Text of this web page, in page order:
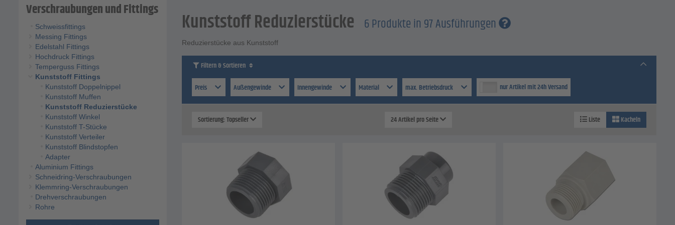
Verschraubungen und Fittings
Schweissfittings
Messing Fittings
Edelstahl Fittings
Hochdruck Fittings
Temperguss Fittings
Kunststoff Fittings
Kunststoff Doppelnippel
Kunststoff Muffen
Kunststoff Reduzierstücke
Kunststoff Winkel
Kunststoff T-Stücke
Kunststoff Verteiler
Kunststoff Blindstopfen
Adapter
Aluminium Fittings
Schneidring-Verschraubungen
Klemmring-Verschraubungen
Drehverschraubungen
Rohre
Kunststoff Reduzierstücke 6 Produkte in 97 Ausführungen
Reduzierstücke aus Kunststoff
Filtern & Sortieren
Preis
Außengewinde Innengewinde Material max. Betriebsdruck nur Artikel mit 24h Versand
Sortierung: Topseller 24 Artikel pro Seite Liste Kacheln